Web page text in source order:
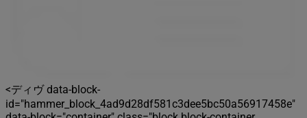
<ディヴ data-block-
id="hammer_block_4ad9d28df581c3dee5bc50a56917458e"